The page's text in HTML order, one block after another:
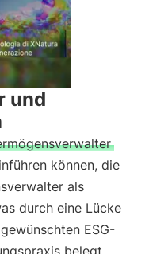
und
können, die
als
durch eine Lücke
ESG-
belegt